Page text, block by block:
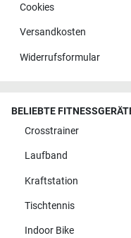
Cookies
Versandkosten
Widerrufsformular
BELIEBTE
Crosstrainer
Laufband
Kraftstation
Tischtennis
Indoor Bike